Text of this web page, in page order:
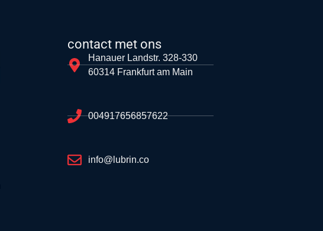
contact met ons
Hanauer Landstr. 328-330
60314 Frankfurt am Main
004917656857622
info@lubrin.co